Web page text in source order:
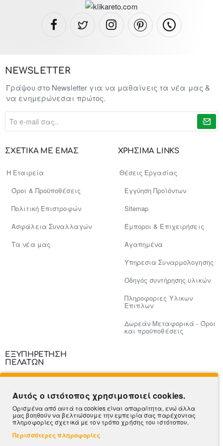
ΣΧΕΤΙΚΑ ΜΕ ΕΜΑΣ
Η Εταιρεία
Όροι & Προϋποθέσεις
Πολιτική Επιστροφών
Ασφάλεια Συναλλαγών
Tα νέα μας
ΧΡΗΣΙΜΑ LINKS
Θέσεις Εργασίας
Εγγύηση Προϊόντων
Sitemap
Έμποροι & Επιχειρήσεις
Αγαπημένα
Υπηρεσια Συναρμολογησης
Οδηγός συντήρησης υλικών
Πληροφοριες Υλικων
Επιπλων
Δωρεάν Μεταφορικά - Όροι
και προϋποθέσεις
ΕΞΥΠΗΡΕΤΗΣΗ
ΠΕΛΑΤΩΝ
Τρόποι Πληρωμής
Πληροφορίες Αποστολής
Ο Λογαριασμός μου
NEWSLETTER
Γράψου στο Newsletter για να μαθαίνεις τα νέα μας &
να ενημερώνεσαι πρώτος.
σας..
Αυτός ο ιστότοπος χρησιμοποιεί cookies.
Ορισμένα από αυτά τα cookies είναι απαραίτητα, ενώ άλλα
μας βοηθούν να βελτιώσουμε την εμπειρία σας παρέχοντας
πληροφορίες σχετικά με τον τρόπο χρήσης του ιστότοπου.
Περισσότερες πληροφορίες